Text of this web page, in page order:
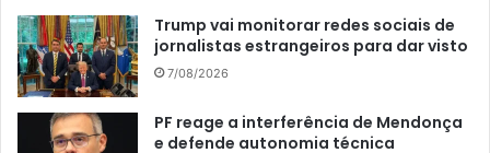
Trump vai monitorar redes sociais de
jornalistas estrangeiros para dar visto
7/08/2026
PF reage a interferência de Mendonça
e defende autonomia técnica